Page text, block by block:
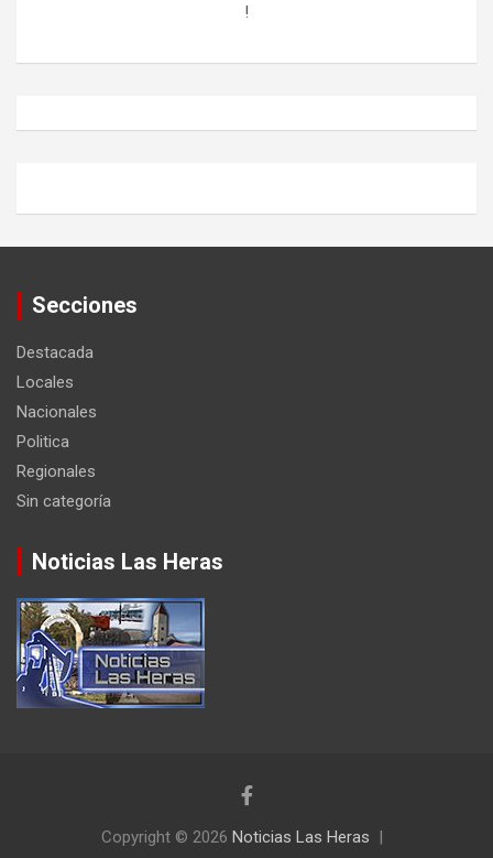
!
Secciones
Destacada
Locales
Nacionales
Politica
Regionales
Sin categoría
Noticias Las Heras
Copyright © 2026 Noticias Las Heras